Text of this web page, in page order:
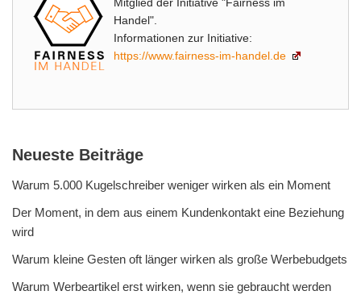
Mitglied der Initiative "Fairness im
Handel".
Informationen zur Initiative:
https://www.fairness-im-handel.de
Neueste Beiträge
Warum 5.000 Kugelschreiber weniger wirken als ein Moment
Der Moment, in dem aus einem Kundenkontakt eine Beziehung
wird
Warum kleine Gesten oft länger wirken als große Werbebudgets
Warum Werbeartikel erst wirken, wenn sie gebraucht werden